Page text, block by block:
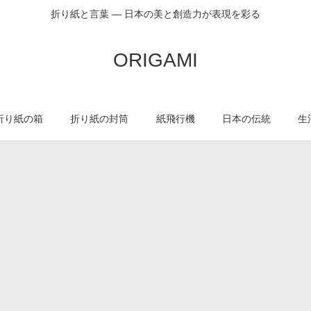
折り紙と言葉 — 日本の美と創造力が表現を彩る
ORIGAMI
り紙の箱 折り紙の封筒 紙飛行機 日本の伝統 生